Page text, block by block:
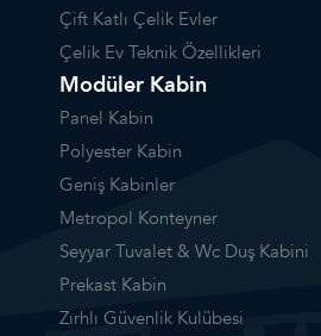
Çift Katlı Çelik Evler
Çelik Ev Teknik Özellikleri
Modüler Kabin
Panel Kabin
Polyester Kabin
Geniş Kabinler
Metropol Konteyner
Seyyar Tuvalet & Wc Duş Kabini
Prekast Kabin
Zırhlı Güvenlik Kulübesi